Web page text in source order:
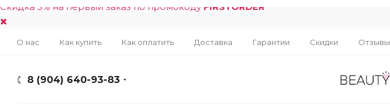
Скидка 5% на первый заказ по промокоду FIRSTORDER
О нас Как купить Как оплатить Доставка Гарантии Скидки Отзывы
8 (904) 640-93-83